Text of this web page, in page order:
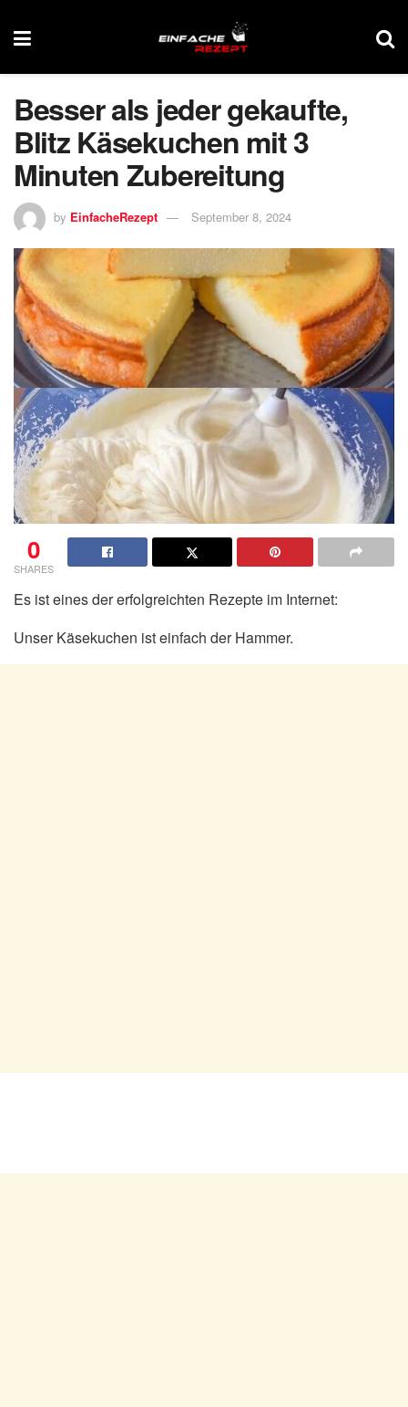
Besser als jeder gekaufte,
Blitz Käsekuchen mit 3
Minuten Zubereitung
by EinfacheRezept September 8, 2024
0
SHARES
Es ist eines der erfolgreichten Rezepte im Internet:
Unser Käsekuchen ist einfach der Hammer.